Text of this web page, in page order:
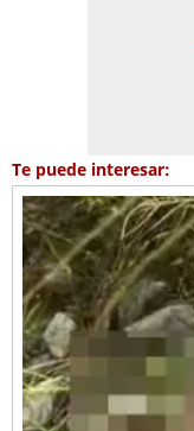
Te puede interesar: